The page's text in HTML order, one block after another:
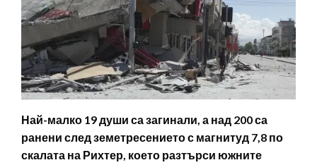
Най-малко 19 души са загинали, а над 200 са
ранени след земетресението с магнитуд 7,8 по
скалата на Рихтер, което разтърси южните